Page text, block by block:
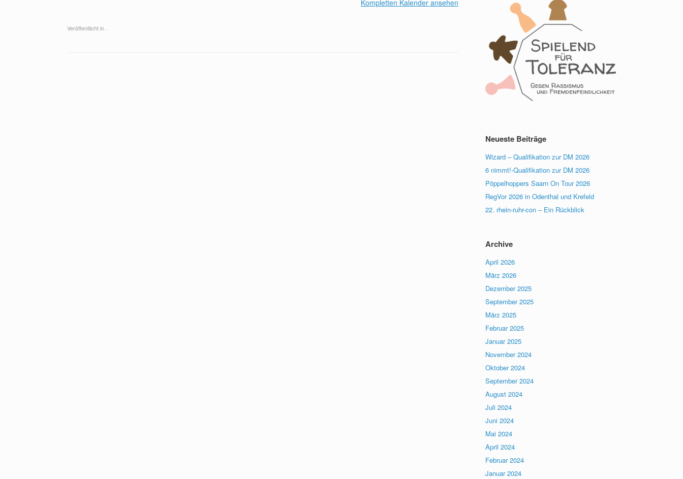
Kompletten Kalender ansehen
Veröffentlicht in .
Neueste Beiträge
Wizard – Qualifikation zur DM 2026
6 nimmt!-Qualifikation zur DM 2026
Pöppelhoppers Saarn On Tour 2026
RegVor 2026 in Odenthal und Krefeld
22. rhein-ruhr-con – Ein Rückblick
Archive
April 2026
März 2026
Dezember 2025
September 2025
März 2025
Februar 2025
Januar 2025
November 2024
Oktober 2024
September 2024
August 2024
Juli 2024
Juni 2024
Mai 2024
April 2024
Februar 2024
Januar 2024